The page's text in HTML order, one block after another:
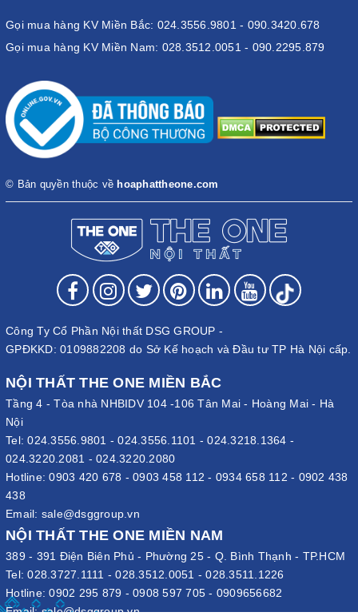
Gọi mua hàng KV Miền Bắc: 024.3556.9801 - 090.3420.678
Gọi mua hàng KV Miền Nam: 028.3512.0051 - 090.2295.879
© Bản quyền thuộc về hoaphattheone.com
Công Ty Cổ Phần Nội thất DSG GROUP -
GPĐKKD: 0109882208 do Sở Kế hoạch và Đầu tư TP Hà Nội cấp.
NỘI THẤT THE ONE MIỀN BẮC
Tầng 4 - Tòa nhà NHBIDV 104 -106 Tân Mai - Hoàng Mai - Hà
Nội
Tel:024.3556.9801 -024.3556.1101 -024.3218.1364 -
024.3220.2081 - 024.3220.2080
Hotline:0903 420 678 - 0903 458 112 - 0934 658 112 - 0902 438
438
Email: sale@dsggroup.vn
NỘI THẤT THE ONE MIỀN NAM
389 - 391 Điện Biên Phủ - Phường 25 - Q. Bình Thạnh - TP.HCM
Tel:028.3727.1111 -028.3512.0051 -028.3511.1226
Hotline:0902 295 879 - 0908 597 705 - 0909656682
Email:sale@dsggroup.vn